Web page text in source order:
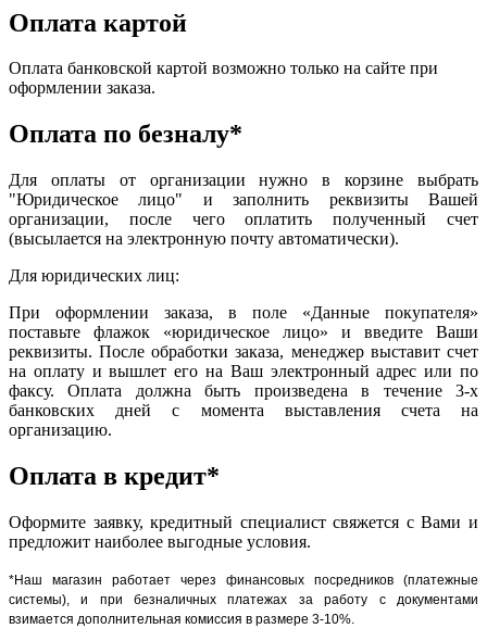
Оплата картой
Оплата банковской картой возможно только на сайте при
оформлении заказа.
Оплата по безналу*
Для оплаты от организации нужно в корзине выбрать
"Юридическое лицо" и заполнить реквизиты Вашей
организации, после чего оплатить полученный счет
(высылается на электронную почту автоматически).
Для юридических лиц:
При оформлении заказа, в поле «Данные покупателя»
поставьте флажок «юридическое лицо» и введите Ваши
реквизиты. После обработки заказа, менеджер выставит счет
на оплату и вышлет его на Ваш электронный адрес или по
факсу. Оплата должна быть произведена в течение 3-х
банковских дней с момента выставления счета на
организацию.
Оплата в кредит*
Оформите заявку, кредитный специалист свяжется с Вами и
предложит наиболее выгодные условия.
*Наш магазин работает через финансовых посредников (платежные
системы), и при безналичных платежах за работу с документами
взимается дополнительная комиссия в размере 3-10%.